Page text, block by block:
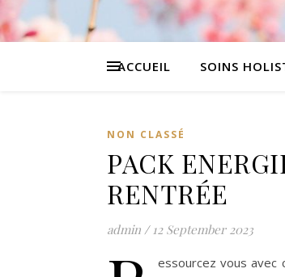
ACCUEIL SOINS
NON CLASSÉ
PACK
RENTRÉE
admin / 12 September 2023
essourcez vous avec